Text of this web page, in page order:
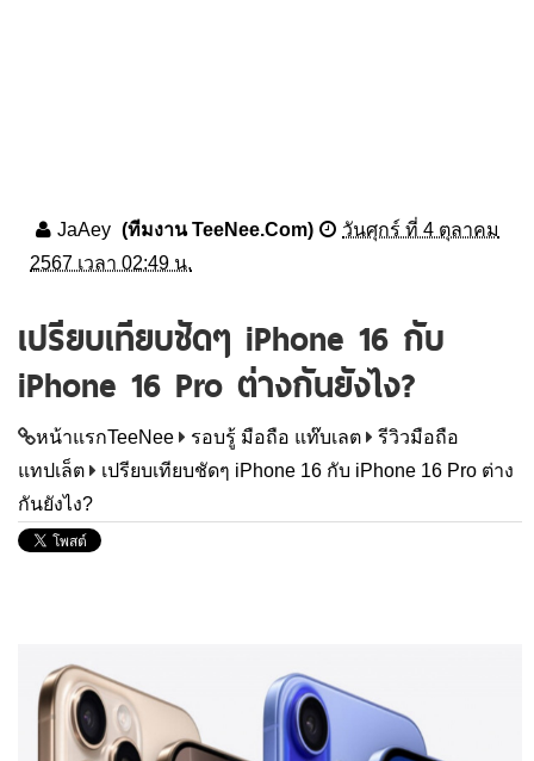
JaAey (ทีมงาน TeeNee.Com)
วันศุกร์ ที่ 4 ตุลาคม
2567 เวลา 02:49 น.
เปรียบเทียบชัดๆ iPhone 16 กับ
iPhone 16 Pro ต่างกันยังไง?
หน้าแรกTeeNee รอบรู้ มือถือ แท๊บเลต
รีวิวมือถือ
แทปเล็ต
เปรียบเทียบชัดๆ iPhone 16 กับ iPhone 16 Pro ต่าง
กันยังไง?